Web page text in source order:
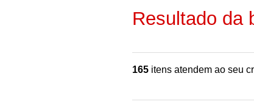
Resultado da
165 itens atendem ao seu